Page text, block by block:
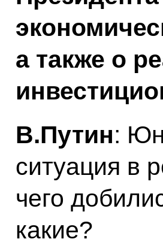
а также о
В.Путин:
ситуация в
чего
какие?